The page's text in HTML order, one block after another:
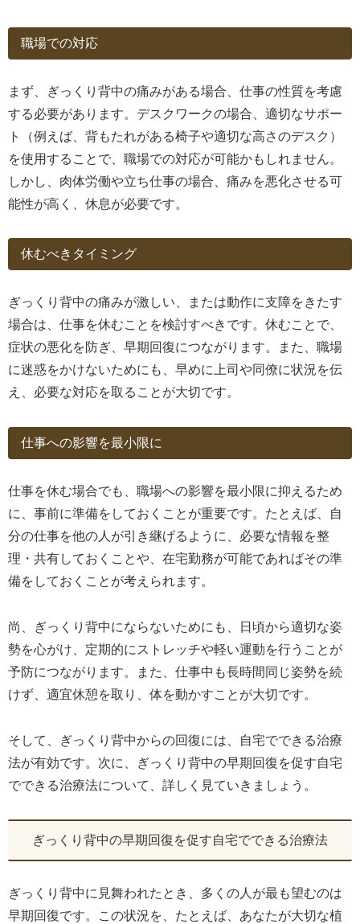
職場での対応
まず、ぎっくり背中の痛みがある場合、仕事の性質を考慮
する必要があります。デスクワークの場合、適切なサポー
ト（例えば、背もたれがある椅子や適切な高さのデスク）
を使用することで、職場での対応が可能かもしれません。
しかし、肉体労働や立ち仕事の場合、痛みを悪化させる可
能性が高く、休息が必要です。
休むべきタイミング
ぎっくり背中の痛みが激しい、または動作に支障をきたす
場合は、仕事を休むことを検討すべきです。休むことで、
症状の悪化を防ぎ、早期回復につながります。また、職場
に迷惑をかけないためにも、早めに上司や同僚に状況を伝
え、必要な対応を取ることが大切です。
仕事への影響を最小限に
仕事を休む場合でも、職場への影響を最小限に抑えるため
に、事前に準備をしておくことが重要です。たとえば、自
分の仕事を他の人が引き継げるように、必要な情報を整
理・共有しておくことや、在宅勤務が可能であればその準
備をしておくことが考えられます。
尚、ぎっくり背中にならないためにも、日頃から適切な姿
勢を心がけ、定期的にストレッチや軽い運動を行うことが
予防につながります。また、仕事中も長時間同じ姿勢を続
けず、適宜休憩を取り、体を動かすことが大切です。
そして、ぎっくり背中からの回復には、自宅でできる治療
法が有効です。次に、ぎっくり背中の早期回復を促す自宅
でできる治療法について、詳しく見ていきましょう。
ぎっくり背中の早期回復を促す自宅でできる治療法
ぎっくり背中に見舞われたとき、多くの人が最も望むのは
早期回復です。この状況を、たとえば、あなたが大切な植